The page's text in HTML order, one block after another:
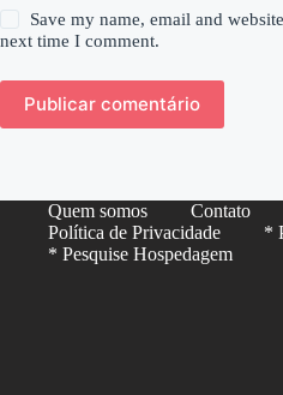
Save my name, email and
next time I comment.
Publicar comentário
Quem somos Contato
Política de Privacidade
*
* Pesquise Hospedagem